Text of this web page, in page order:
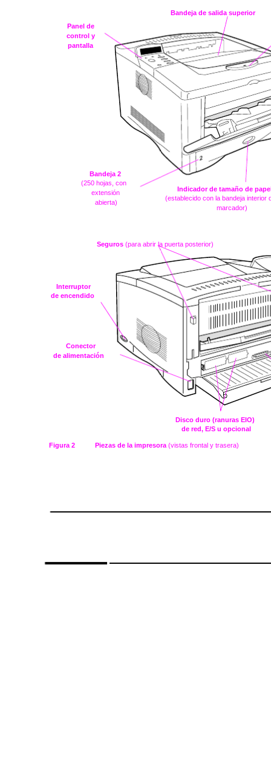
Figura 2 Piezas de la impresora (vistas frontal y trasera)
Panel de
control y
pantalla
Bandeja de salida superior
Bandeja 2
(250 hojas, con
extensión
abierta)
Indicador de tamaño de
(establecido con la bandeja interior
marcador)
Interruptor
de encendido
Conector
de alimentación
Seguros (para abrir la puerta posterior)
Disco duro (ranuras EIO)
de red, E/S u opcional